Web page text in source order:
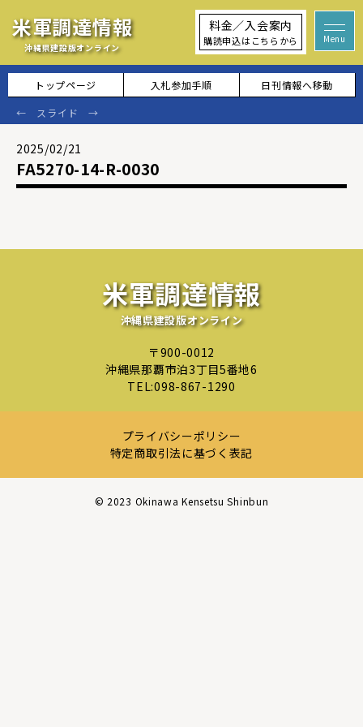
米軍調達情報
沖縄県建設版オンライン
料金／入会案内
購読申込はこちらから
トップページ 入札参加手順 日刊情報へ移動
2025/02/21
FA5270-14-R-0030
米軍調達情報
沖縄県建設版オンライン
〒900-0012
沖縄県那覇市泊3丁目5番地6
TEL:098-867-1290
プライバシーポリシー
特定商取引法に基づく表記
©︎ 2023 Okinawa Kensetsu Shinbun